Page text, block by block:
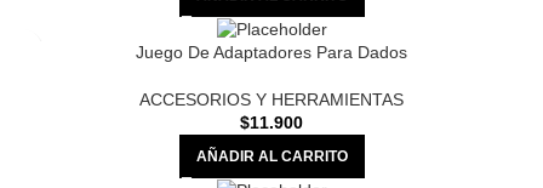
Juego De Adaptadores Para Dados
ACCESORIOS Y HERRAMIENTAS
$11.900
AÑADIR AL CARRITO